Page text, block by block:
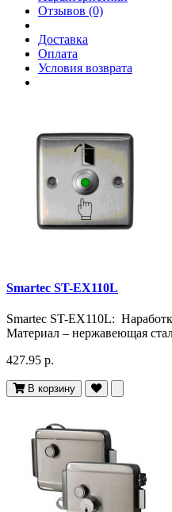
Отзывов (0)
Доставка
Оплата
Условия возврата
Smartec ST-EX110L
Smartec ST-EX110L:
Материал – нержавеющая
427.95 р.
В корзину